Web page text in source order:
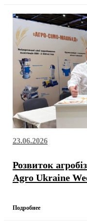
23.06.2026
Розвиток
Agro Ukraine
Подробнее